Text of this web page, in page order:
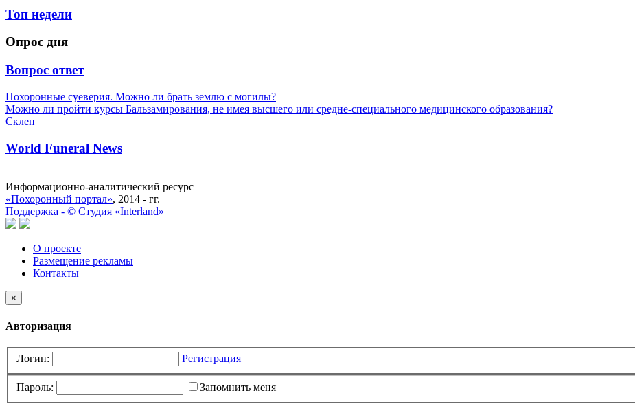
Топ недели
Опрос дня
Вопрос ответ
Похоронные суеверия. Можно ли брать землю с могилы?
Можно ли пройти курсы Бальзамирования, не имея высшего или средне-специального медицинского образования?
Склеп
World Funeral News
Информационно-аналитический ресурс
«Похоронный портал», 2014 - гг.
Поддержка - © Cтудия «Interland»
О проекте
Размещение рекламы
Контакты
×
Авторизация
Логин: Регистрация
Пароль:
Запомнить меня